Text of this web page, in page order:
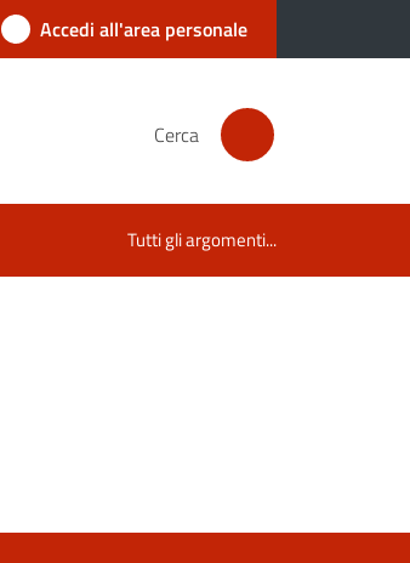
Accedi all'area personale
Cerca
Tutti gli argomenti...